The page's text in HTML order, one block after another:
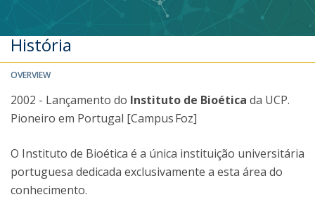
História
OVERVIEW
2002 - Lançamento do Instituto de Bioética da UCP.
Pioneiro em Portugal [Campus Foz]
O Instituto de Bioética é a única instituição universitária
portuguesa dedicada exclusivamente a esta área do
conhecimento.